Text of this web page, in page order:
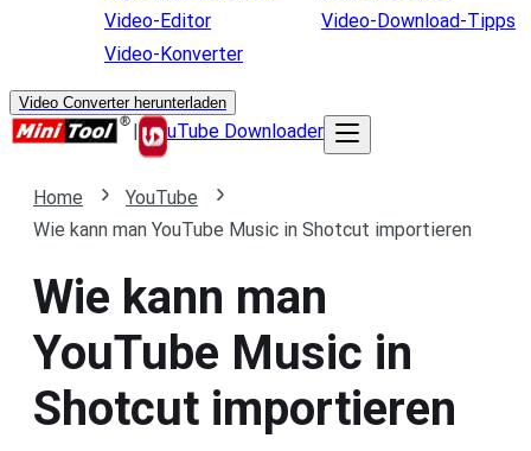
Video-Editor
Video-Konverter
Video-Download-Tipps
Video Converter herunterladen
| uTube Downloader
Home
YouTube
Wie kann man YouTube Music in Shotcut importieren
Wie kann man
YouTube Music in
Shotcut importieren